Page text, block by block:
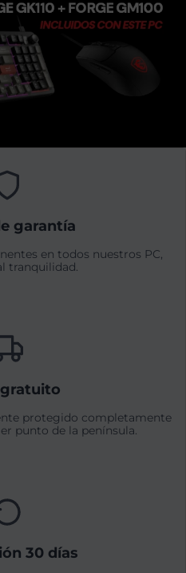
garantía
en todos nuestros PC,
tranquilidad.
protegido completamente
punto de la península.
30 días